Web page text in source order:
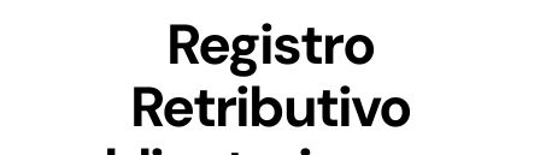
Áreas
Registro
Retributivo